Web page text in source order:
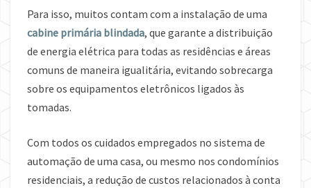
Para isso, muitos contam com a instalação de uma
cabine primária blindada, que garante a distribuição
de energia elétrica para todas as residências e áreas
comuns de maneira igualitária, evitando sobrecarga
sobre os equipamentos eletrônicos ligados às
tomadas.
Com todos os cuidados empregados no sistema de
automação de uma casa, ou mesmo nos condomínios
residenciais, a redução de custos relacionados à conta